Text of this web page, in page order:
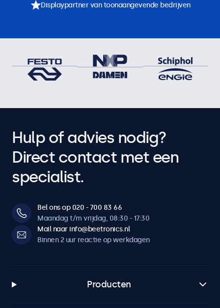
Displaypartner van toonaangevende bedrijven
Hulp of advies nodig?
Direct contact met een
specialist.
Bel ons op 020 - 700 83 66
Maandag t/m vrijdag, 08:30 - 17:30
Mail naar info@beetronics.nl
Binnen 2 uur reactie op werkdagen
Producten